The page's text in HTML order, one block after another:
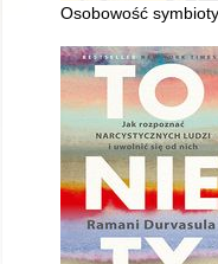
Osobowość